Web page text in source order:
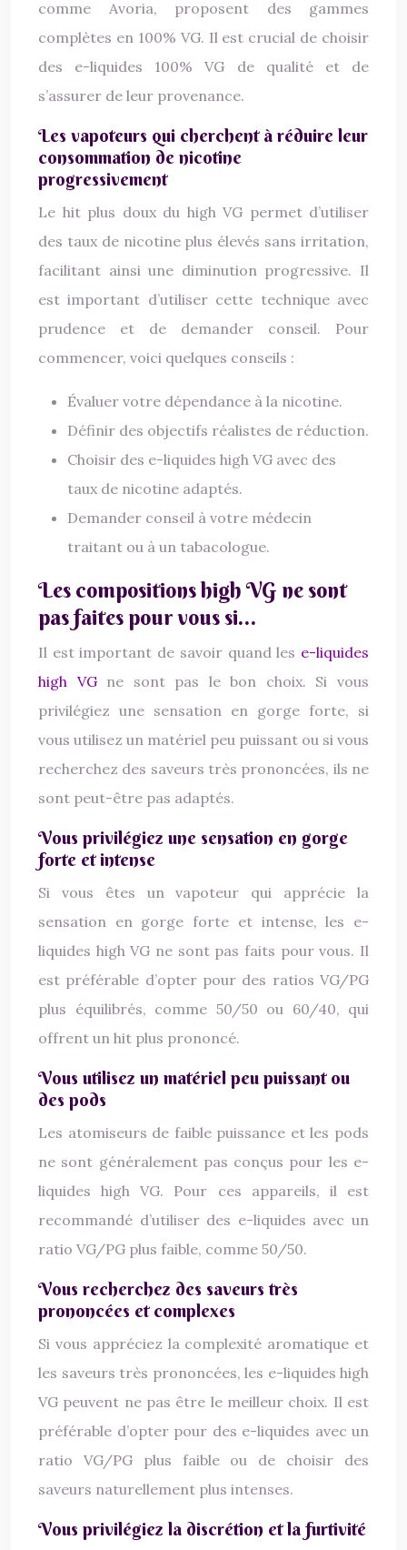
comme Avoria, proposent des gammes
complètes en 100% VG. Il est crucial de choisir
des e-liquides 100% VG de qualité et de
s’assurer de leur provenance.
Les vapoteurs qui cherchent à réduire leur
consommation de nicotine
progressivement
Le hit plus doux du high VG permet d’utiliser
des taux de nicotine plus élevés sans irritation,
facilitant ainsi une diminution progressive. Il
est important d’utiliser cette technique avec
prudence et de demander conseil. Pour
commencer, voici quelques conseils :
Évaluer votre dépendance à la nicotine.
Définir des objectifs réalistes de réduction.
Choisir des e-liquides high VG avec des
taux de nicotine adaptés.
Demander conseil à votre médecin
traitant ou à un tabacologue.
Les compositions high VG ne sont
pas faites pour vous si…
Il est important de savoir quand les e-liquides
high VG ne sont pas le bon choix. Si vous
privilégiez une sensation en gorge forte, si
vous utilisez un matériel peu puissant ou si vous
recherchez des saveurs très prononcées, ils ne
sont peut-être pas adaptés.
Vous privilégiez une sensation en gorge
forte et intense
Si vous êtes un vapoteur qui apprécie la
sensation en gorge forte et intense, les e-
liquides high VG ne sont pas faits pour vous. Il
est préférable d’opter pour des ratios VG/PG
plus équilibrés, comme 50/50 ou 60/40, qui
offrent un hit plus prononcé.
Vous utilisez un matériel peu puissant ou
des pods
Les atomiseurs de faible puissance et les pods
ne sont généralement pas conçus pour les e-
liquides high VG. Pour ces appareils, il est
recommandé d’utiliser des e-liquides avec un
ratio VG/PG plus faible, comme 50/50.
Vous recherchez des saveurs très
prononcées et complexes
Si vous appréciez la complexité aromatique et
les saveurs très prononcées, les e-liquides high
VG peuvent ne pas être le meilleur choix. Il est
préférable d’opter pour des e-liquides avec un
ratio VG/PG plus faible ou de choisir des
saveurs naturellement plus intenses.
Vous privilégiez la discrétion et la furtivité